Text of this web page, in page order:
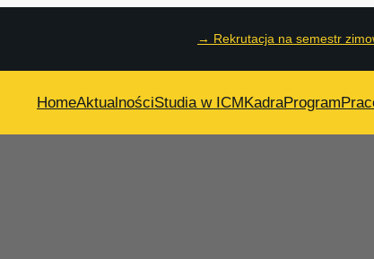
→ Rekrutacja na semestr
HomeAktualnościStudia w ICMKadraProgram